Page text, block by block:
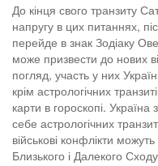
До кінця свого транзиту
напругу в цих питаннях,
перейде в знак Зодіаку
може призвести до нових
погляд, участь у них
крім астрологічних
карти в гороскопі. Україна
себе астрологічних
військові конфлікти
Близького і Далекого